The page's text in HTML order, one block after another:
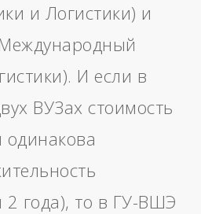
и Логистики) и
И если в
ВУЗах стоимость
одинакова
2 года), то в ГУ-ВШЭ